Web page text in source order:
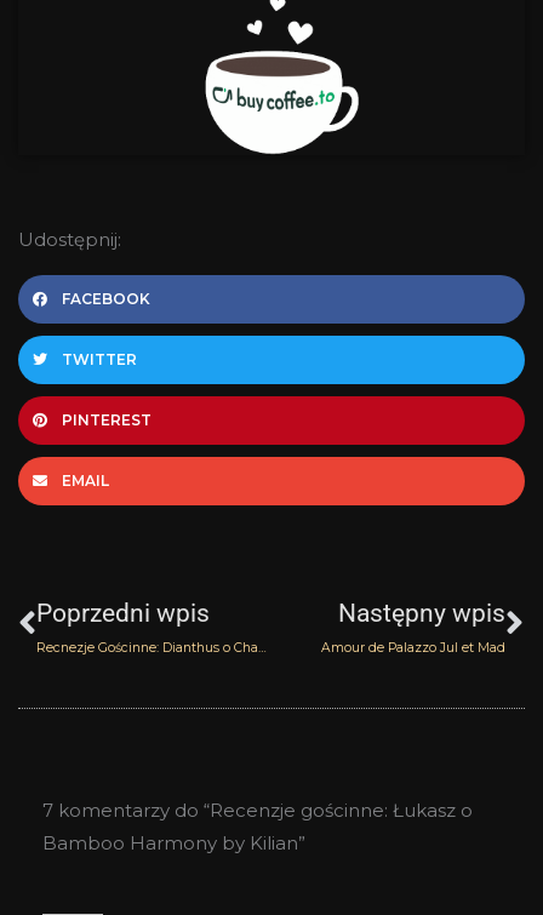
Udostępnij:
FACEBOOK
TWITTER
PINTEREST
EMAIL
Poprzedni wpis
Recnezje Gościnne: Dianthus o Chaman’s Party Honore des Press
Następny wpis
Amour de Palazzo Jul et Mad
7 komentarzy do “Recenzje gościnne: Łukasz o
Bamboo Harmony by Kilian”